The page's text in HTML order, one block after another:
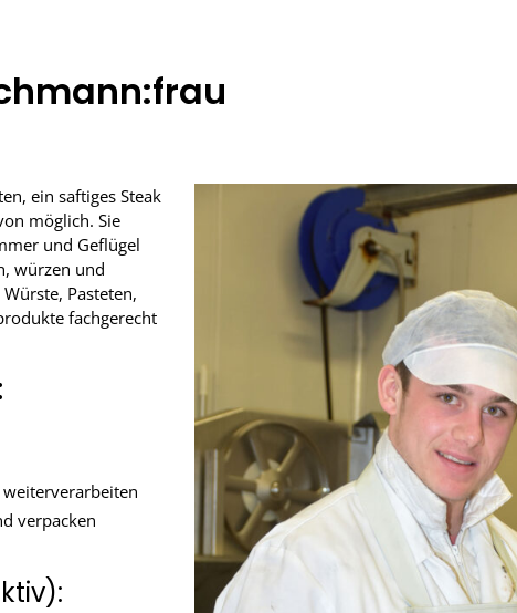
ein saftiges Steak
möglich. Sie
und Geflügel
würzen und
Pasteten,
fachgerecht
weiterverarbeiten
verpacken